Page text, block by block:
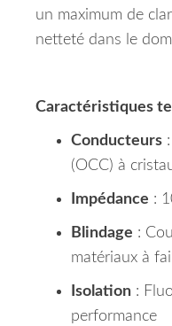
un maximum de
netteté dans le
Caractéristiques
Conducteurs
(OCC) à
Impédance :
Blindage :
matériaux à
Isolation :
performance